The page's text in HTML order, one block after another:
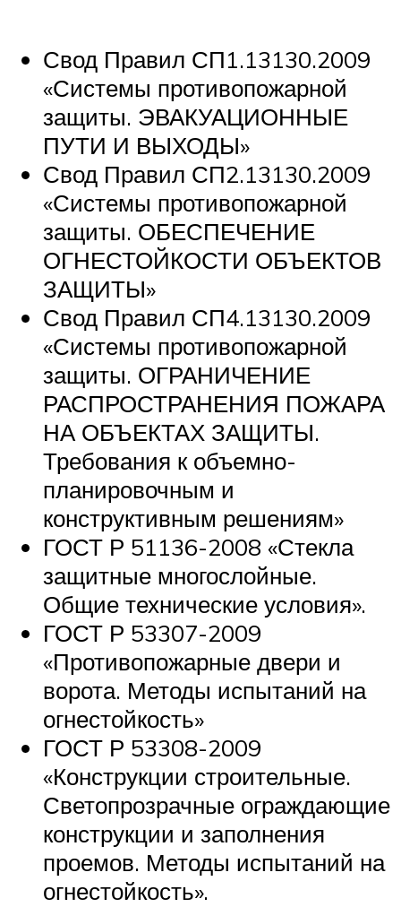
Свод Правил СП1.13130.2009
«Системы противопожарной
защиты. ЭВАКУАЦИОННЫЕ
ПУТИ И ВЫХОДЫ»
Свод Правил СП2.13130.2009
«Системы противопожарной
защиты. ОБЕСПЕЧЕНИЕ
ОГНЕСТОЙКОСТИ ОБЪЕКТОВ
ЗАЩИТЫ»
Свод Правил СП4.13130.2009
«Системы противопожарной
защиты. ОГРАНИЧЕНИЕ
РАСПРОСТРАНЕНИЯ ПОЖАРА
НА ОБЪЕКТАХ ЗАЩИТЫ.
Требования к объемно-
планировочным и
конструктивным решениям»
ГОСТ Р 51136-2008 «Стекла
защитные многослойные.
Общие технические условия».
ГОСТ Р 53307-2009
«Противопожарные двери и
ворота. Методы испытаний на
огнестойкость»
ГОСТ Р 53308-2009
«Конструкции строительные.
Светопрозрачные ограждающие
конструкции и заполнения
проемов. Методы испытаний на
огнестойкость».